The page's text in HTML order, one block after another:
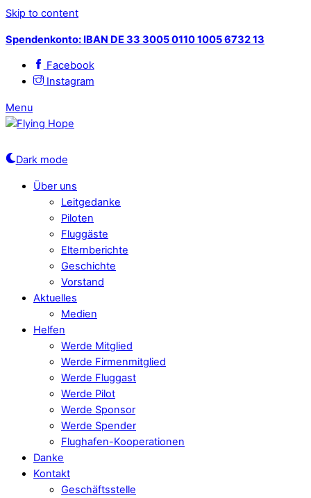
Skip to content
Spendenkonto: IBAN DE 33 3005 0110 1005 6732 13
Facebook
Instagram
Menu
Dark mode
Über uns
Leitgedanke
Piloten
Fluggäste
Elternberichte
Geschichte
Vorstand
Aktuelles
Medien
Helfen
Werde Mitglied
Werde Firmenmitglied
Werde Fluggast
Werde Pilot
Werde Sponsor
Werde Spender
Flughafen-Kooperationen
Danke
Kontakt
Geschäftsstelle